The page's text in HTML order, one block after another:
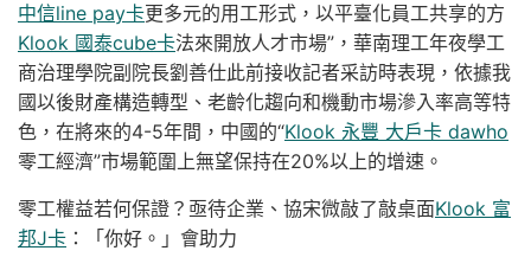
中信line pay卡更多元的用工形式，以平臺化員工共享的方
Klook 國泰cube卡法來開放人才市場”，華南理工年夜學工
商治理學院副院長劉善仕此前接收記者采訪時表現，依據我
國以後財產構造轉型、老齡化趨向和機動市場滲入率高等特
色，在將來的4-5年間，中國的“Klook 永豐 大戶卡 dawho
零工經濟”市場範圍上無望保持在20%以上的增速。
零工權益若何保證？亟待企業、協宋微敲了敲桌面Klook 富
邦J卡 ：「你好。」會助力